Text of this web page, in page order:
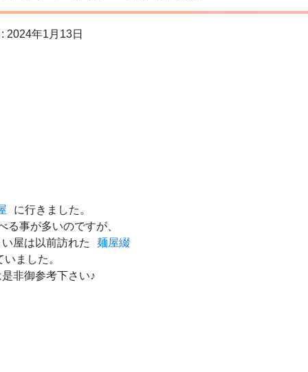
2024年1月13日
に行きました。
事が多いのですが、
屋は以前訪れた
麺屋綴
ました。
非御参考下さい♪